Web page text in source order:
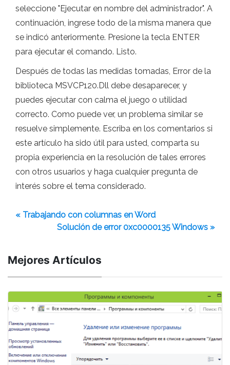
seleccione "Ejecutar en nombre del administrador". A
continuación, ingrese todo de la misma manera que
se indicó anteriormente. Presione la tecla ENTER
para ejecutar el comando. Listo.
Después de todas las medidas tomadas, Error de la
biblioteca MSVCP120.Dll debe desaparecer, y
puedes ejecutar con calma el juego o utilidad
correcto. Como puede ver, un problema similar se
resuelve simplemente. Escriba en los comentarios si
este artículo ha sido útil para usted, comparta su
propia experiencia en la resolución de tales errores
con otros usuarios y haga cualquier pregunta de
interés sobre el tema considerado.
« Trabajando con columnas en Word
Solución de error 0xc0000135 Windows »
Mejores Artículos